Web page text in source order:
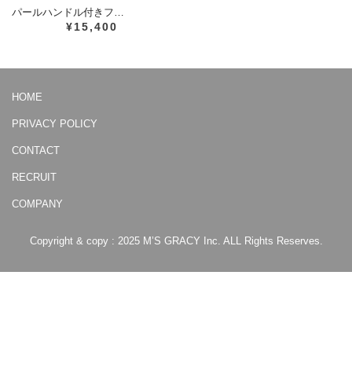
パールハンドル付きフ…
¥15,400
HOME
PRIVACY POLICY
CONTACT
RECRUIT
COMPANY
Copyright & copy : 2025 M’S GRACY Inc. ALL Rights Reserves.